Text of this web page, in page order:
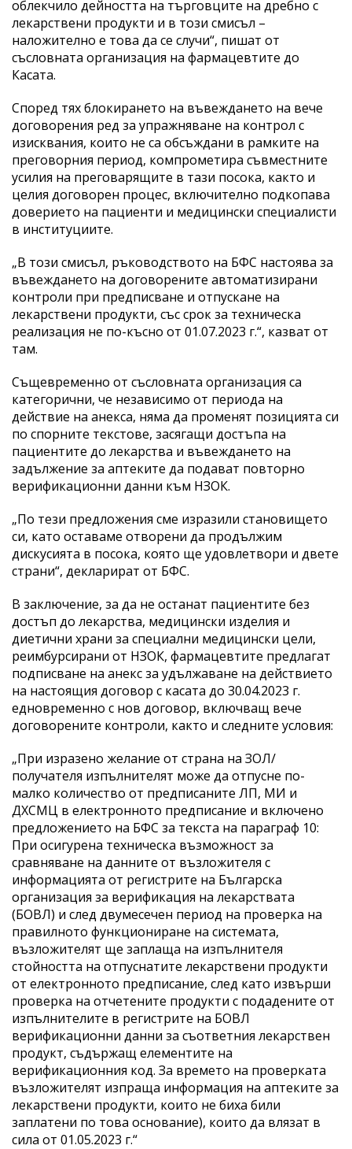
облекчило дейността на търговците на дребно с
лекарствени продукти и в този смисъл –
наложително е това да се случи“, пишат от
съсловната организация на фармацевтите до
Касата.
Според тях блокирането на въвеждането на вече
договорения ред за упражняване на контрол с
изисквания, които не са обсъждани в рамките на
преговорния период, компрометира съвместните
усилия на преговарящите в тази посока, както и
целия договорен процес, включително подкопава
доверието на пациенти и медицински специалисти
в институциите.
„В този смисъл, ръководството на БФС настоява за
въвеждането на договорените автоматизирани
контроли при предписване и отпускане на
лекарствени продукти, със срок за техническа
реализация не по-късно от 01.07.2023 г.“, казват от
там.
Същевременно от съсловната организация са
категорични, че независимо от периода на
действие на анекса, няма да променят позицията си
по спорните текстове, засягащи достъпа на
пациентите до лекарства и въвеждането на
задължение за аптеките да подават повторно
верификационни данни към НЗОК.
„По тези предложения сме изразили становището
си, като оставаме отворени да продължим
дискусията в посока, която ще удовлетвори и двете
страни“, декларират от БФС.
В заключение, за да не останат пациентите без
достъп до лекарства, медицински изделия и
диетични храни за специални медицински цели,
реимбурсирани от НЗОК, фармацевтите предлагат
подписване на анекс за удължаване на действието
на настоящия договор с касата до 30.04.2023 г.
едновременно с нов договор, включващ вече
договорените контроли, както и следните условия:
„При изразено желание от страна на ЗОЛ/
получателя изпълнителят може да отпусне по-
малко количество от предписаните ЛП, МИ и
ДХСМЦ в електронното предписание и включено
предложението на БФС за текста на параграф 10:
При осигурена техническа възможност за
сравняване на данните от възложителя с
информацията от регистрите на Българска
организация за верификация на лекарствата
(БОВЛ) и след двумесечен период на проверка на
правилното функциониране на системата,
възложителят ще заплаща на изпълнителя
стойността на отпуснатите лекарствени продукти
от електронното предписание, след като извърши
проверка на отчетените продукти с подадените от
изпълнителите в регистрите на БОВЛ
верификационни данни за съответния лекарствен
продукт, съдържащ елементите на
верификационния код. За времето на проверката
възложителят изпраща информация на аптеките за
лекарствени продукти, които не биха били
заплатени по това основание), които да влязат в
сила от 01.05.2023 г.“